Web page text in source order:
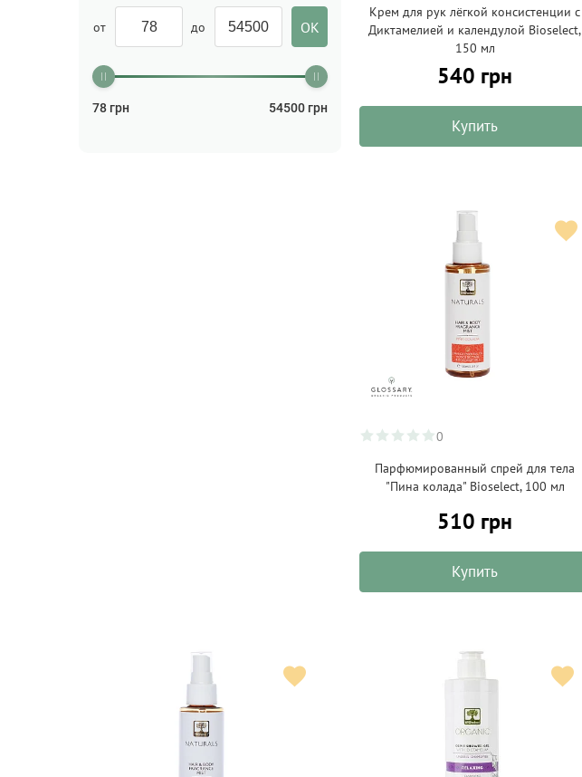
от до
78 грн 54500 грн
Крем для рук лёгкой консистенции с
Диктамелией и календулой Bioselect,
150 мл
540 грн
Купить
0
Парфюмированный спрей для тела
"Пина колада" Bioselect, 100 мл
510 грн
Купить